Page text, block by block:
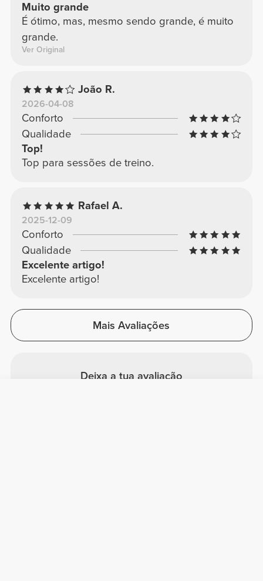
Muito grande
É ótimo, mas, mesmo sendo grande, é muito
grande.
Ver Original
João R.
2026-04-08
Conforto
Qualidade
Top!
Top para sessões de treino.
Rafael A.
2025-12-09
Conforto
Qualidade
Excelente artigo!
Excelente artigo!
Mais Avaliações
Deixa a tua avaliação